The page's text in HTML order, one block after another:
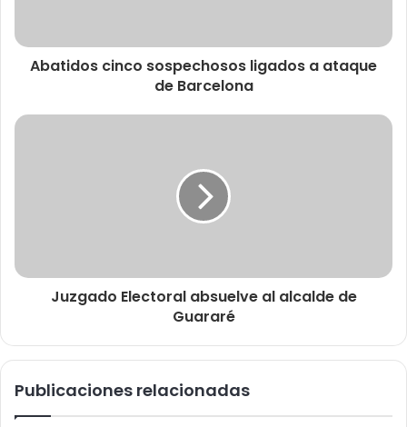
Abatidos cinco sospechosos ligados a ataque
de Barcelona
Juzgado Electoral absuelve al alcalde de
Guararé
Publicaciones relacionadas